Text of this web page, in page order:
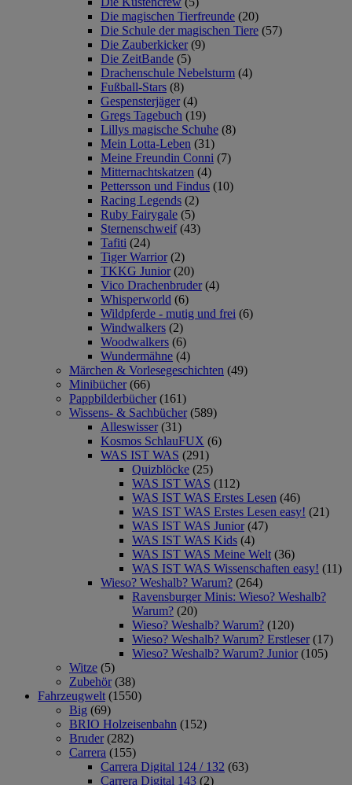
Die magischen Tierfreunde (20)
Die Schule der magischen Tiere (57)
Die Zauberkicker (9)
Die ZeitBande (5)
Drachenschule Nebelsturm (4)
Fußball-Stars (8)
Gespensterjäger (4)
Gregs Tagebuch (19)
Lillys magische Schuhe (8)
Mein Lotta-Leben (31)
Meine Freundin Conni (7)
Mitternachtskatzen (4)
Pettersson und Findus (10)
Racing Legends (2)
Ruby Fairygale (5)
Sternenschweif (43)
Tafiti (24)
Tiger Warrior (2)
TKKG Junior (20)
Vico Drachenbruder (4)
Whisperworld (6)
Wildpferde - mutig und frei (6)
Windwalkers (2)
Woodwalkers (6)
Wundermähne (4)
Märchen & Vorlesegeschichten (49)
Minibücher (66)
Pappbilderbücher (161)
Wissens- & Sachbücher (589)
Alleswisser (31)
Kosmos SchlauFUX (6)
WAS IST WAS (291)
Quizblöcke (25)
WAS IST WAS (112)
WAS IST WAS Erstes Lesen (46)
WAS IST WAS Erstes Lesen easy! (21)
WAS IST WAS Junior (47)
WAS IST WAS Kids (4)
WAS IST WAS Meine Welt (36)
WAS IST WAS Wissenschaften easy! (11)
Wieso? Weshalb? Warum? (264)
Ravensburger Minis: Wieso? Weshalb?
Warum? (20)
Wieso? Weshalb? Warum? (120)
Wieso? Weshalb? Warum? Erstleser (17)
Wieso? Weshalb? Warum? Junior (105)
Witze (5)
Zubehör (38)
Fahrzeugwelt (1550)
Big (69)
BRIO Holzeisenbahn (152)
Bruder (282)
Carrera (155)
Carrera Digital 124 / 132 (63)
Carrera Digital 143 (2)